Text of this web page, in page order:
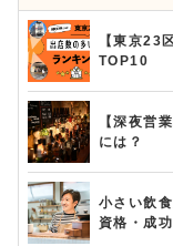
【東京23
TOP10
【深夜営
には？
小さい飲
資格・成